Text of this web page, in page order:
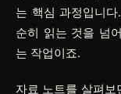
는 핵심 과정입니
순히 읽는 것을 넘
는 작업이죠.
자료 노트를 살펴보